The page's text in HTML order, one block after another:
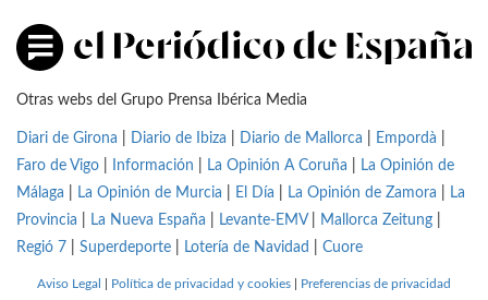
Otras webs del Grupo Prensa Ibérica Media
Diari de Girona Diario de Ibiza Diario de Mallorca Empordà
Faro de Vigo
Información La Opinión A Coruña
La Opinión de
Málaga
La Opinión de Murcia El Día La Opinión de Zamora
La
Provincia
La Nueva España Levante-EMV| Mallorca Zeitung
Regió 7
Superdeporte Lotería de Navidad Cuore
Aviso Legal Política de privacidad y cookies Preferencias de privacidad